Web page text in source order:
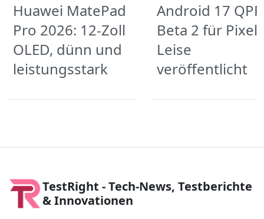
Huawei MatePad
Pro 2026: 12-Zoll
OLED, dünn und
leistungsstark
Android 17
Beta 2 für Pixel:
Leise
veröffentlicht
TestRight - Tech-News, Testberichte
& Innovationen